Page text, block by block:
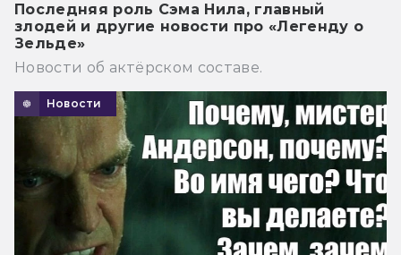
Последняя роль Сэма Нила, главный
злодей и другие новости про «Легенду о
Зельде»
Новости об актёрском составе.
Новости